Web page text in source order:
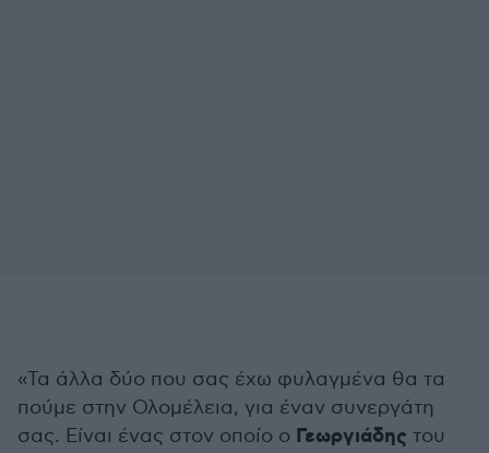
«Τα άλλα δύο που σας έχω φυλαγμένα θα τα
πούμε στην Ολομέλεια, για έναν συνεργάτη
σας. Είναι ένας στον οποίο ο Γεωργιάδης του